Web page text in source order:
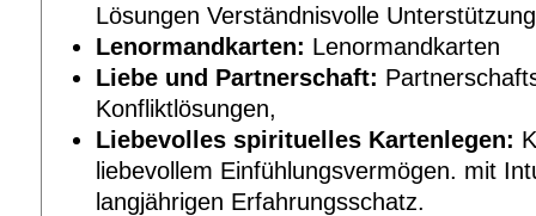
Lösungen Verständnisvolle
Lenormandkarten: Lenormandkarten
Liebe und Partnerschaft:
Konfliktlösungen,
Liebevolles spirituelles Kartenlegen:
liebevollem Einfühlungsvermögen. mit
langjährigen Erfahrungsschatz.